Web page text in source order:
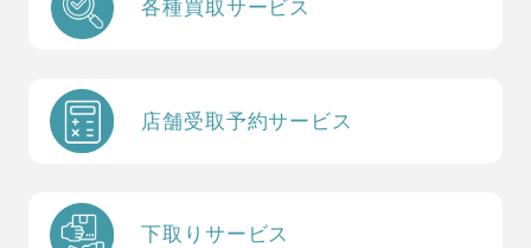
各種買取サービス
店舗受取予約サービス
下取りサービス